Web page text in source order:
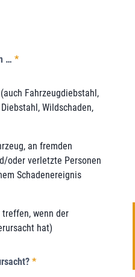
… *
Fahrzeugdiebstahl,
Wildschaden,
an fremden
oder verletzte Personen
Schadenereignis
wenn der
hat)
*